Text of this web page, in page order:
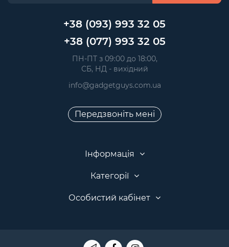
+38 (093) 993 32 05
+38 (077) 993 32 05
ПН-ПТ з 09:00 до 18:00,
СБ, НД - вихідний
info@gadgetguys.com.ua
Передзвоніть мені
Інформація
Категорії
Особистий кабінет